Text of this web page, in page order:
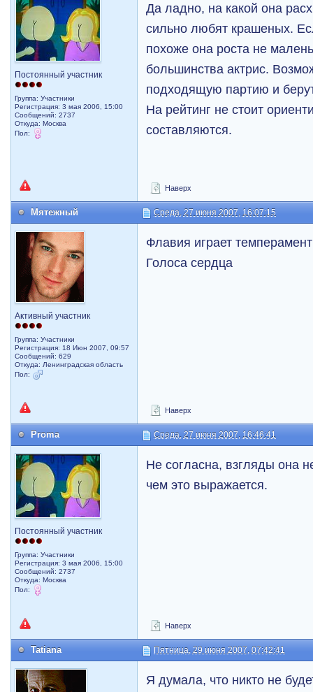
Постоянный участник
Группа: Участники
Регистрация: 3 мая 2006, 15:00
Сообщений: 2737
Откуда: Москва
Пол:
Да ладно, на какой она
сильно любят крашеных.
похоже она роста не
большинства актрис.
подходящую партию и
На рейтинг не стоит
составляются.
Наверх
Мятежный Среда, 27 июня 2007, 16:07:15
Активный участник
Группа: Участники
Регистрация: 18 Июн 2007, 09:57
Сообщений: 629
Откуда: Ленинградская область
Пол:
Флавия играет
Голоса сердца
Наверх
Proma Среда, 27 июня 2007, 16:46:41
Постоянный участник
Группа: Участники
Регистрация: 3 мая 2006, 15:00
Сообщений: 2737
Откуда: Москва
Пол:
Не согласна, взгляды она
чем это выражается.
Наверх
Tatiana Пятница, 29 июня 2007, 07:42:41
Я думала, что никто не